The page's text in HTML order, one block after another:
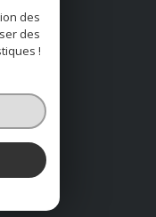
des
des
!